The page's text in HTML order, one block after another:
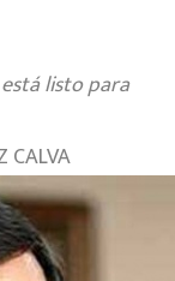
listo para
CALVA